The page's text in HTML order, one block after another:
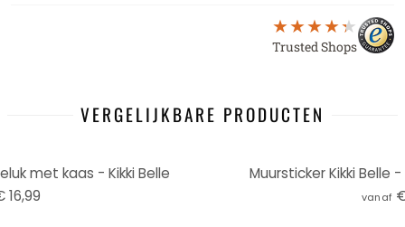
Trusted Shops
VERGELIJKBARE PRODUCTEN
met kaas - Kikki Belle
16,99
Muursticker Kikki Belle
vanaf